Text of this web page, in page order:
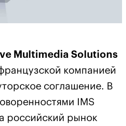
Multimedia Solutions
компанией
соглашение. В
IMS
российский рынок